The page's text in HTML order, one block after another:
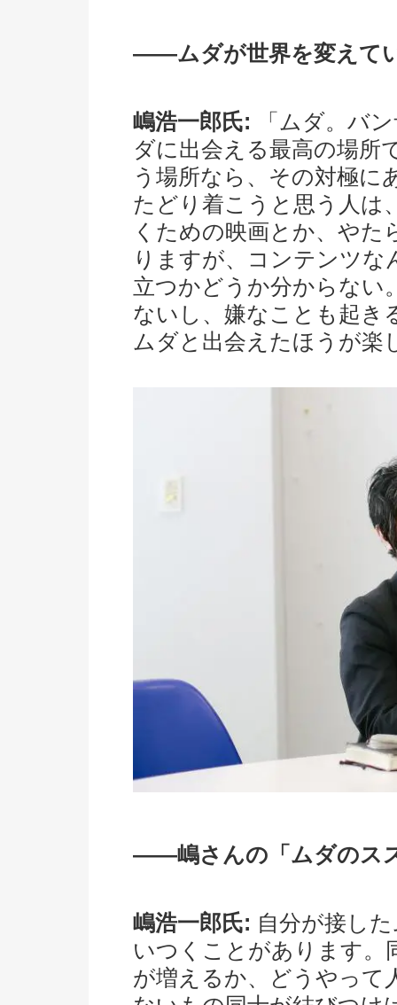
――ムダが世界を変えて
嶋浩一郎氏: 「ムダ。バ
ダに出会える最高の場所
う場所なら、その対極に
たどり着こうと思う人は
くための映画とか、や
りますが、コンテンツな
立つかどうか分からない
ないし、嫌なことも起き
ムダと出会えたほうが楽
――嶋さんの「ムダのス
嶋浩一郎氏: 自分が接し
いつくことがあります。
が増えるか、どうやって